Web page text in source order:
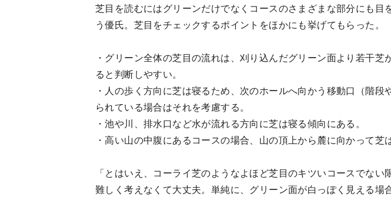
芝目を読むにはグリーンだけでなくコースのさまざまな部分にも目
う優氏。芝目をチェックするポイントをほかにも挙げてもらった。
・グリーン全体の芝目の流れは、刈り込んだグリーン面より若干芝
ると判断しやすい。
・人の歩く方向に芝は寝るため、次のホールへ向かう移動口（階段
られている場合はそれを考慮する。
・池や川、排水口など水が流れる方向に芝は寝る傾向にある。
・高い山の中腹にあるコースの場合、山の頂上から麓に向かって芝
「とはいえ、コーライ芝のようなよほど芝目のキツいコースでない
難しく考えなくて大丈夫。単純に、グリーン面が白っぽく見える場